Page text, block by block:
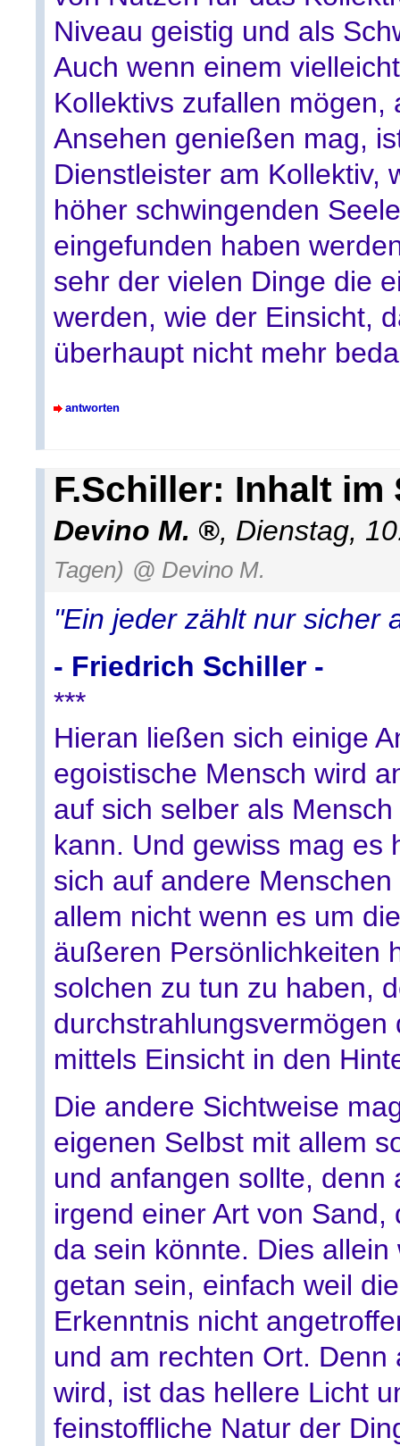
Niveau geistig und als
Auch wenn einem
Kollektivs zufallen
Ansehen genießen mag,
Dienstleister am Kollektiv,
höher schwingenden
eingefunden haben
sehr der vielen Dinge die
werden, wie der Einsicht,
überhaupt nicht mehr
antworten
F.Schiller: Inhalt
Devino M. , Dienstag,
Tagen) @ Devino M.
"Ein jeder zählt nur sicher
- Friedrich Schiller -
***
Hieran ließen sich einige
egoistische Mensch wird
auf sich selber als
kann. Und gewiss mag es
sich auf andere
allem nicht wenn es um
äußeren Persönlichkeiten
solchen zu tun zu haben,
mittels Einsicht in den
Die andere Sichtweise
eigenen Selbst mit allem
und anfangen sollte,
irgend einer Art von
da sein könnte. Dies
getan sein, einfach weil
Erkenntnis nicht
und am rechten Ort.
wird, ist das hellere Licht
feinstoffliche Natur der